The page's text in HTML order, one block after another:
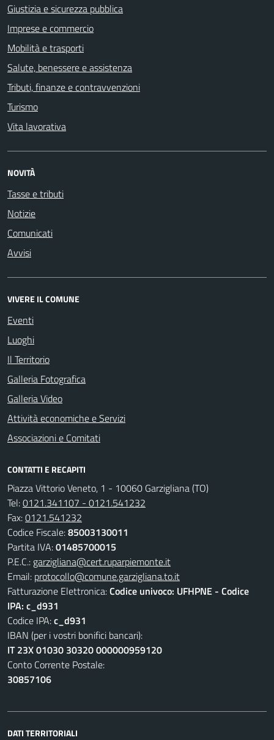
Giustizia e sicurezza pubblica
Imprese e commercio
Mobilità e trasporti
Salute, benessere e assistenza
Tributi, finanze e contravvenzioni
Turismo
Vita lavorativa
NOVITÀ
Tasse e tributi
Notizie
Comunicati
Avvisi
VIVERE IL COMUNE
Eventi
Luoghi
Il Territorio
Galleria Fotografica
Galleria Video
Attività economiche e Servizi
Associazioni e Comitati
CONTATTI E RECAPITI
Piazza Vittorio Veneto, 1 - 10060 Garzigliana (TO)
Tel:0121.341107 - 0121.541232
Fax:0121.541232
Codice Fiscale:85003130011
Partita IVA:01485700015
P.E.C.: garzigliana@cert.ruparpiemonte.it
Email: protocollo@comune.garzigliana.to.it
Fatturazione Elettronica:Codice univoco: UFHPNE - Codice
IPA: c_d931
Codice IPA:c_d931
IBAN (per i vostri bonifici bancari):
IT 23X 01030 30320 000000959120
Conto Corrente Postale:
30857106
DATI TERRITORIALI